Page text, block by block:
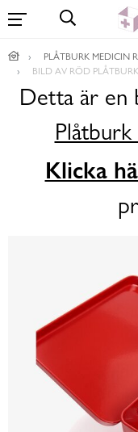
PLÅTBURK MEDICIN
BILD AV RÖD
Detta är en
Klicka